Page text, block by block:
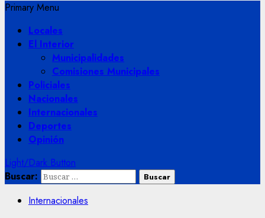
Primary Menu
Locales
El Interior
Municipalidades
Comisiones Municipales
Policiales
Nacionales
Internacionales
Deportes
Opinión
Light/Dark Button
Buscar:
Internacionales